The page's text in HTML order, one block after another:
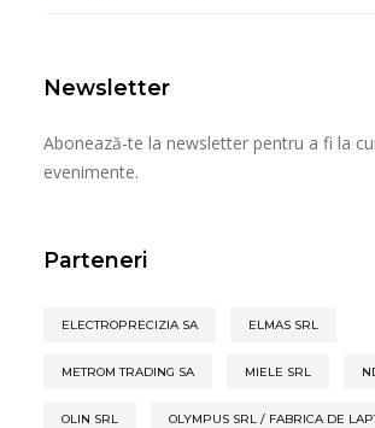
Newsletter
Abonează-te la newsletter pentru a fi la
evenimente.
Parteneri
ELECTROPRECIZIA SA ELMAS SRL
METROM TRADING SA MIELE SRL
OLIN SRL OLYMPUS SRL / FABRICA DE